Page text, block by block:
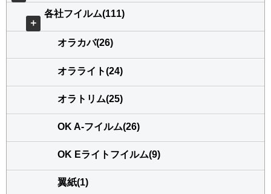
＋
各社フイルム(111)
オラカバ(26)
オラライト(24)
オラトリム(25)
OK A-フイルム(26)
OK Eライトフイルム(9)
翼紙(1)